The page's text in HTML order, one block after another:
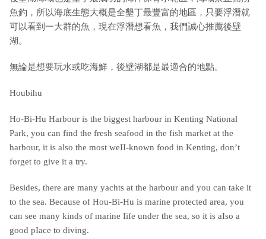
魚釣，所以海底生態大概是全墾丁最豐富的地區，只要浮潛就
可以看到一大群的魚，現在浮潛想看魚，我們誠心推薦後壁
湖。
無論是想要玩水或吃海鮮，後壁湖都是最適合的地點。
Houbihu
Ho-Bi-Hu Harbour is the biggest harbour in Kenting National
Park, you can find the fresh seafood in the fish market at the
harbour, it is also the most weII-known food in Kenting, don’t
forget to give it a try.
Besides, there are many yachts at the harbour and you can take it
to the sea. Because of Hou-Bi-Hu is marine protected area, you
can see many kinds of marine Iife under the sea, so it is aIso a
good pIace to diving.